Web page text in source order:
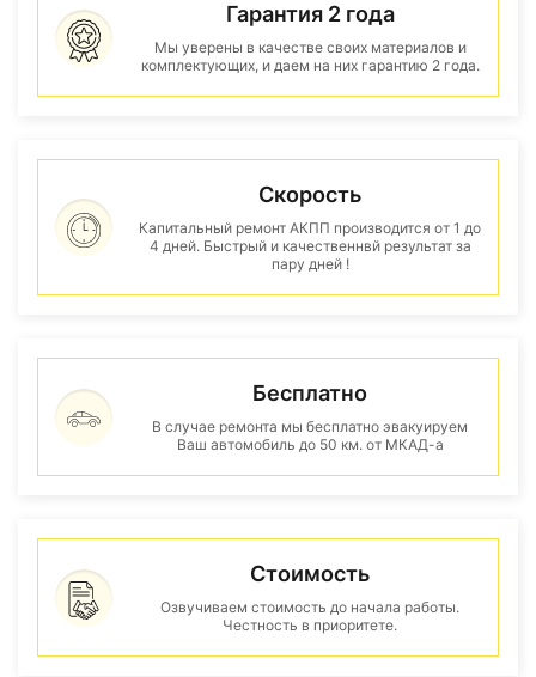
Гарантия 2 года
Мы уверены в качестве своих материалов и
комплектующих, и даем на них гарантию 2 года.
Скорость
Капитальный ремонт АКПП производится от 1 до
4 дней. Быстрый и качественнвй результат за
пару дней !
Бесплатно
В случае ремонта мы бесплатно эвакуируем
Ваш автомобиль до 50 км. от МКАД-а
Стоимость
Озвучиваем стоимость до начала работы.
Честность в приоритете.